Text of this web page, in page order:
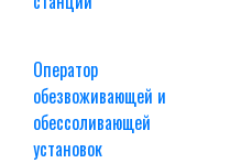
Оператор
обезвоживающей и
обессоливающей
установок